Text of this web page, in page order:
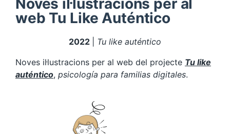
Noves il·lustracions per al
web Tu Like Auténtico
2022
Tu like auténtico
Noves il·lustracions per al web del projecte Tu like
auténtico, psicología para familias digitales.